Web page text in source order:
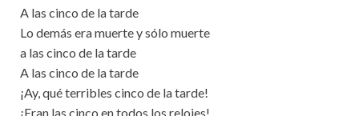
A las cinco de la tarde
Lo demás era muerte y sólo muerte
a las cinco de la tarde
A las cinco de la tarde
¡Ay, qué terribles cinco de la tarde!
¡Eran las cinco en todos los relojes!